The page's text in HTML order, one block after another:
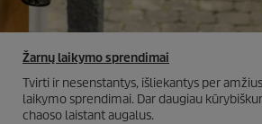
Žarnų laikymo sprendimai
Tvirti ir nesenstantys, išliekantys per
laikymo sprendimai. Dar daugiau
chaoso laistant augalus.